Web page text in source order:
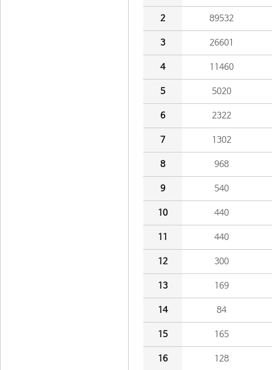
2 89532
3 26601
4 11460
5 5020
6 2322
7 1302
8 968
9 540
10 440
11 440
12 300
13 169
14 84
15 165
16 128